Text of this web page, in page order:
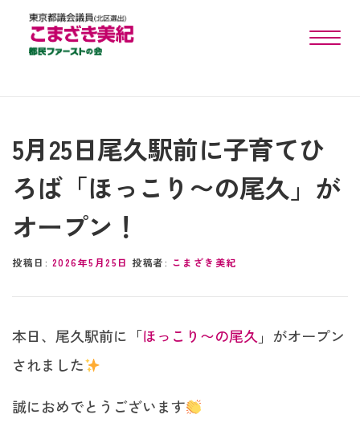
toggle
5月25日尾久駅前に子育てひ
ろば「ほっこり〜の尾久」が
オープン！
投稿日: 2026年5月25日 投稿者: こまざき美紀
本日、尾久駅前に「ほっこり〜の尾久 」がオープン
されました
誠におめでとうございます